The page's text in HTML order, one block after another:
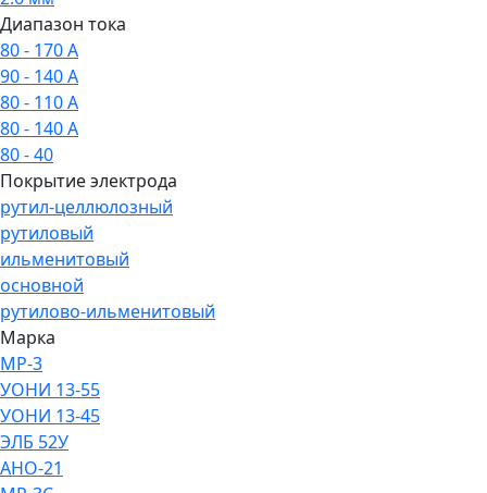
Диапазон тока
80 - 170 А
90 - 140 А
80 - 110 А
80 - 140 А
80 - 40
Покрытие электрода
рутил-целлюлозный
рутиловый
ильменитовый
основной
рутилово-ильменитовый
Марка
МР-3
УОНИ 13-55
УОНИ 13-45
ЭЛБ 52У
АНО-21